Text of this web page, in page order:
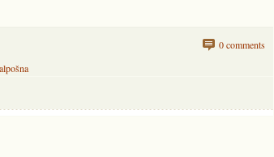
0 comments